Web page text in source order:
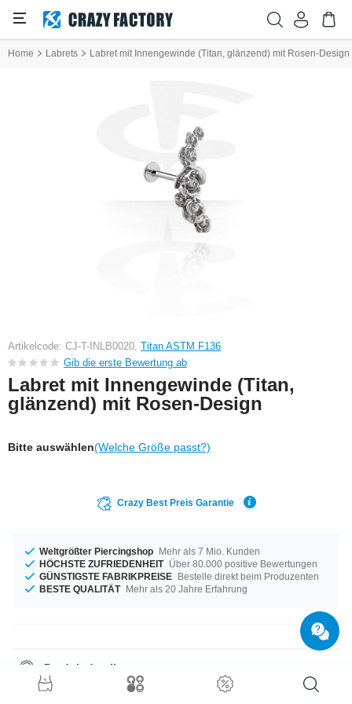
Home Labrets Labret mit Innengewinde (Titan, glänzend) mit Rosen-Design
Artikelcode: CJ-T-INLB0020, Titan ASTM F136
Gib die erste Bewertung ab
Labret mit Innengewinde (Titan,
glänzend) mit Rosen-Design
Bitte auswählen(Welche Größe passt?)
Crazy Best Preis Garantie
Weltgrößter Piercingshop Mehr als 7 Mio. Kunden
HÖCHSTE ZUFRIEDENHEIT Über 80.000 positive Bewertungen
GÜNSTIGSTE FABRIKPREISE Bestelle direkt beim Produzenten
BESTE QUALITÄT Mehr als 20 Jahre Erfahrung
Produktdetails
Auf Lager für dich in einem Durchmesser von 1,2 mm. Dieses Produkt